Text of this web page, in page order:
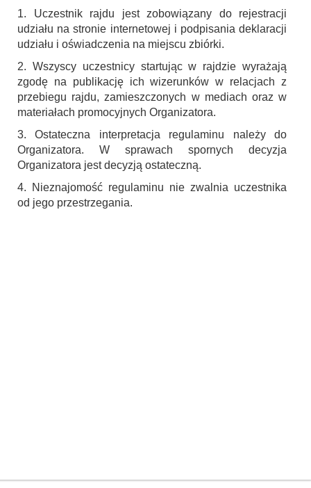
1. Uczestnik rajdu jest zobowiązany do rejestracji
udziału na stronie internetowej i podpisania deklaracji
udziału i oświadczenia na miejscu zbiórki.
2. Wszyscy uczestnicy startując w rajdzie wyrażają
zgodę na publikację ich wizerunków w relacjach z
przebiegu rajdu, zamieszczonych w mediach oraz w
materiałach promocyjnych Organizatora.
3. Ostateczna interpretacja regulaminu należy do
Organizatora. W sprawach spornych decyzja
Organizatora jest decyzją ostateczną.
4. Nieznajomość regulaminu nie zwalnia uczestnika
od jego przestrzegania.